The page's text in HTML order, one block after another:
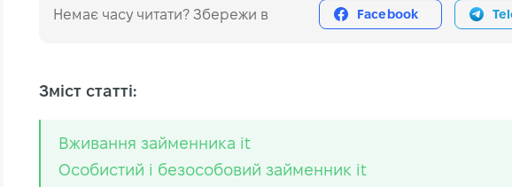
Немає часу читати? Збережи в Facebook
Зміст статті:
Вживання займенника it
Особистий і безособовий займенник it